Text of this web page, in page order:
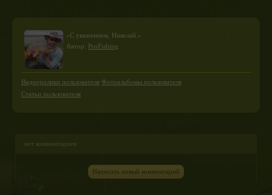
«С уважением, Николай.»
Автор: ProFishing
Видеоролики пользователя Фотоальбомы пользователя
Статьи пользователя
нет комментариев
Написать новый комментарий